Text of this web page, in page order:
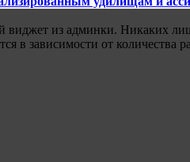
виджет из админки. Никаких
в зависимости от количества